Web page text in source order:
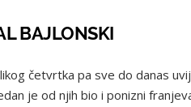
BAJLONSKI
četvrtka pa sve do danas
je od njih bio i ponizni